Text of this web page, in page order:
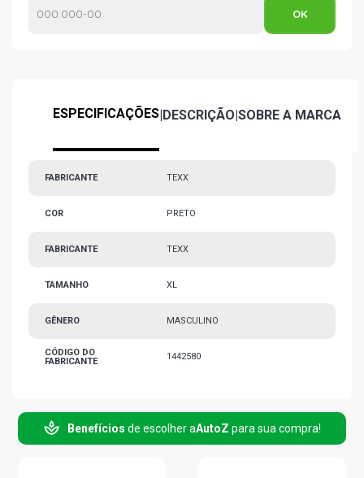
ESPECIFICAÇÕES|DESCRIÇÃO|SOBRE A MARCA
FABRICANTE TEXX
COR PRETO
FABRICANTE TEXX
TAMANHO XL
GÊNERO MASCULINO
CÓDIGO DO
FABRICANTE
1442580
Benefícios de escolher aAutoZ para sua compra!